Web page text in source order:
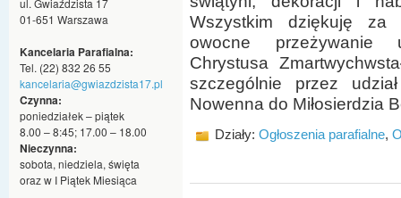
ul. Gwiaździsta 17
01-651 Warszawa
Kancelaria Parafialna:
Tel. (22) 832 26 55
kancelaria@gwiazdzista17.pl
Czynna:
poniedziałek – piątek
8.00 – 8:45; 17.00 – 18.00
Nieczynna:
sobota, niedziela, święta
oraz w I Piątek Miesiąca
Wszystkim dziękuję za
owocne przeżywanie
Chrystusa
szczególnie przez
Nowenna do Miłosierdzia
Działy: Ogłoszenia parafialne,